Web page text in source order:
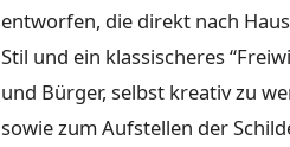
entworfen, die direkt nach
Stil und ein klassischeres
und Bürger, selbst kreativ zu
sowie zum Aufstellen der